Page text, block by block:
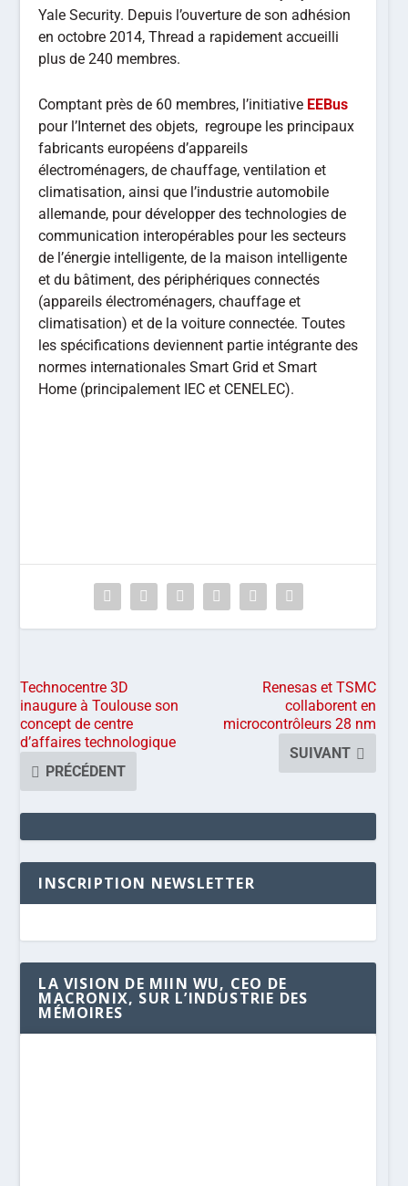
Yale Security. Depuis l’ouverture de son adhésion
en octobre 2014, Thread a rapidement accueilli
plus de 240 membres.
Comptant près de 60 membres, l’initiative EEBus
pour l’Internet des objets, regroupe les principaux
fabricants européens d’appareils
électroménagers, de chauffage, ventilation et
climatisation, ainsi que l’industrie automobile
allemande, pour développer des technologies de
communication interopérables pour les secteurs
de l’énergie intelligente, de la maison intelligente
et du bâtiment, des périphériques connectés
(appareils électroménagers, chauffage et
climatisation) et de la voiture connectée. Toutes
les spécifications deviennent partie intégrante des
normes internationales Smart Grid et Smart
Home (principalement IEC et CENELEC).
Technocentre 3D
inaugure à Toulouse son
concept de centre
d’affaires technologique
PRÉCÉDENT
Renesas et TSMC
collaborent en
microcontrôleurs 28 nm
SUIVANT
INSCRIPTION NEWSLETTER
LA VISION DE MIIN WU, CEO DE
MACRONIX, SUR L’INDUSTRIE DES
MÉMOIRES